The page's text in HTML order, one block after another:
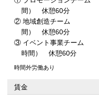
間） 休憩60分
② 地域創造チーム
間） 休憩60分
③ イベント事業チーム
時間） 休憩60分
時間外労働あり
賃金